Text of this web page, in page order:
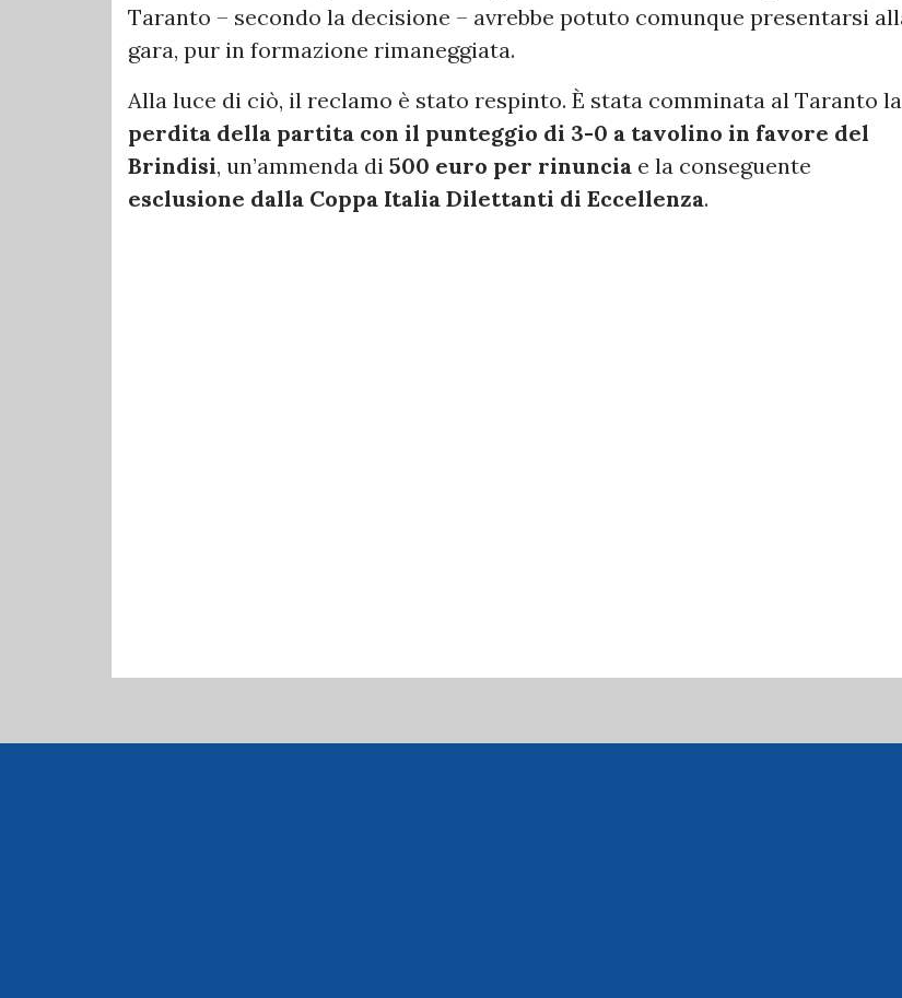
Taranto – secondo la decisione – avrebbe potuto comunque presentarsi
gara, pur in formazione rimaneggiata.
Alla luce di ciò, il reclamo è stato respinto. È stata comminata al Taranto la
perdita della partita con il punteggio di 3-0 a tavolino in favore del
Brindisi, un’ammenda di 500 euro per rinuncia e la conseguente
esclusione dalla Coppa Italia Dilettanti di Eccellenza.